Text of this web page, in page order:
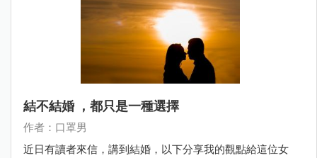
結不結婚 ，都只是一種選擇
作者：口罩男
近日有讀者來信，講到結婚，以下分享我的觀點給這位女